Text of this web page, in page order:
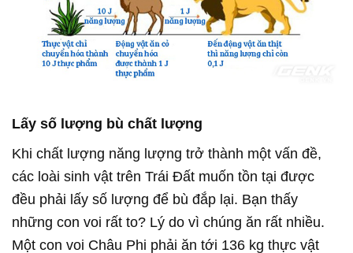
Lấy số lượng bù chất lượng
Khi chất lượng năng lượng trở thành một vấn đề,
các loài sinh vật trên Trái Đất muốn tồn tại được
đều phải lấy số lượng để bù đắp lại. Bạn thấy
những con voi rất to? Lý do vì chúng ăn rất nhiều.
Một con voi Châu Phi phải ăn tới 136 kg thực vật